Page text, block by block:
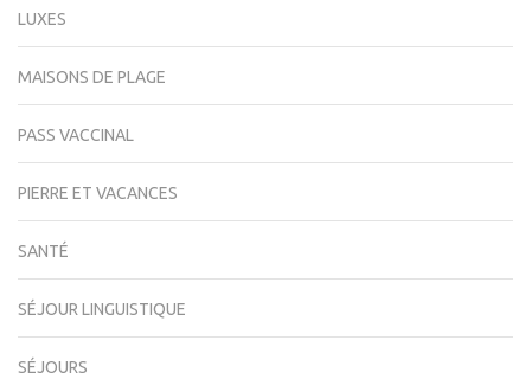
LUXES
MAISONS DE PLAGE
PASS VACCINAL
PIERRE ET VACANCES
SANTÉ
SÉJOUR LINGUISTIQUE
SÉJOURS